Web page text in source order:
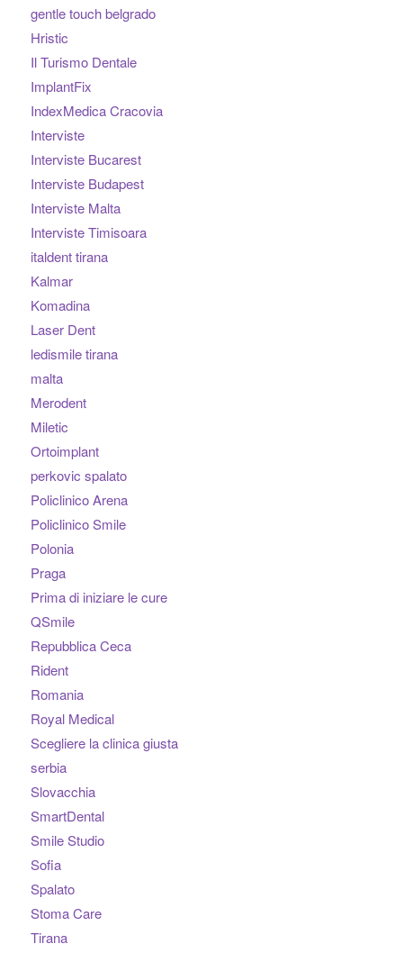
gentle touch belgrado
Hristic
Il Turismo Dentale
ImplantFix
IndexMedica Cracovia
Interviste
Interviste Bucarest
Interviste Budapest
Interviste Malta
Interviste Timisoara
italdent tirana
Kalmar
Komadina
Laser Dent
ledismile tirana
malta
Merodent
Miletic
Ortoimplant
perkovic spalato
Policlinico Arena
Policlinico Smile
Polonia
Praga
Prima di iniziare le cure
QSmile
Repubblica Ceca
Rident
Romania
Royal Medical
Scegliere la clinica giusta
serbia
Slovacchia
SmartDental
Smile Studio
Sofia
Spalato
Stoma Care
Tirana